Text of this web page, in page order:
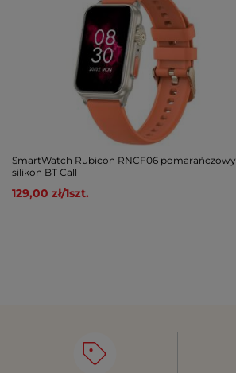
SmartWatch Rubicon RNCF06 pomarańczowy
silikon BT Call
129,00 zł/1szt.